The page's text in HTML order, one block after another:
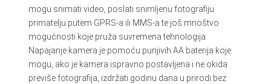
mogu snimati video, poslati snimljenu fotografiju
primatelju putem GPRS-a ili MMS-a te još mnoštvo
mogućnosti koje pruža suvremena tehnologija.
Napajanje kamera je pomoću punjivih AA baterija koje
mogu, ako je kamera ispravno postavljena i ne okida
previše fotografija, izdržati godinu dana u prirodi bez